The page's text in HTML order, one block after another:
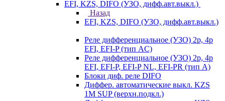
EFI, KZS, DIFO (УЗО, дифф.авт.выкл.)
Назад
EFI, KZS, DIFO (УЗО, дифф.авт.выкл.)
Реле дифференциальное (УЗО) 2р, 4р
EFI, EFI-P (тип AС)
Реле дифференциальное (УЗО) 2р, 4р
EFI, EFI-P, EFI-P NL, EFI-PR (тип A)
Блоки диф. реле DIFO
Диффер. автоматические выкл. KZS
1M SUP (верхн.подкл.)